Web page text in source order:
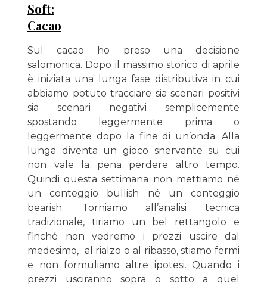
Soft:
Cacao
Sul cacao ho preso una decisione
salomonica. Dopo il massimo storico di aprile
è iniziata una lunga fase distributiva in cui
abbiamo potuto tracciare sia scenari positivi
sia scenari negativi semplicemente
spostando leggermente prima o
leggermente dopo la fine di un’onda. Alla
lunga diventa un gioco snervante su cui
non vale la pena perdere altro tempo.
Quindi questa settimana non mettiamo né
un conteggio bullish né un conteggio
bearish. Torniamo all’analisi tecnica
tradizionale, tiriamo un bel rettangolo e
finché non vedremo i prezzi uscire dal
medesimo, al rialzo o al ribasso, stiamo fermi
e non formuliamo altre ipotesi. Quando i
prezzi usciranno sopra o sotto a quel